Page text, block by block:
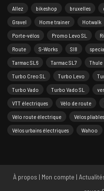
Allez bikeshop bruxelles
Gravel
Home trainer Hotwalk
Porte-vélos
Promo Levo SL
Route
S-Works Sl8
Tarmac SL6
Tarmac SL7 Thule
Turbo Creo SL
Turbo Levo
Turbo Vado
Turbo Vado SL
VTT électriques
Vélo de route
Vélo route électrique
Vélos pliables
Vélos urbains électriques
Wahoo
À propos | Mon compte |